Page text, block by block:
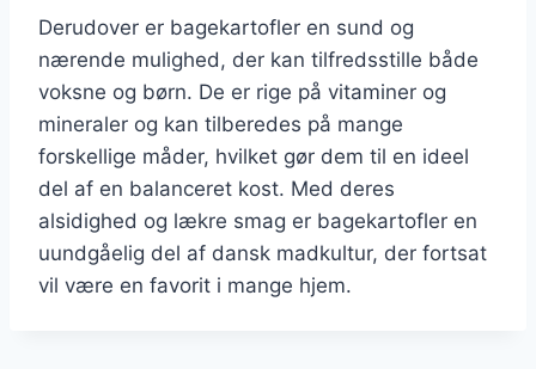
Derudover er bagekartofler en sund og
nærende mulighed, der kan tilfredsstille både
voksne og børn. De er rige på vitaminer og
mineraler og kan tilberedes på mange
forskellige måder, hvilket gør dem til en ideel
del af en balanceret kost. Med deres
alsidighed og lækre smag er bagekartofler en
uundgåelig del af dansk madkultur, der fortsat
vil være en favorit i mange hjem.